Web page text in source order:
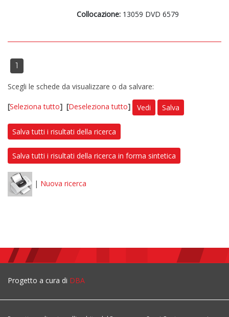
Collocazione: 13059 DVD 6579
1
Scegli le schede da visualizzare o da salvare:
[Seleziona tutto] [Deseleziona tutto] Vedi Salva
Salva tutti i risultati della ricerca
Salva tutti i risultati della ricerca in forma sintetica
| Nuova ricerca
Progetto a cura di DBA